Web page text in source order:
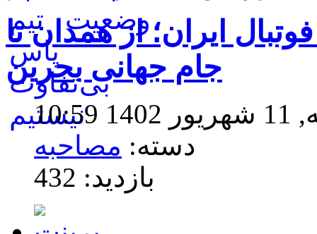
ایران؛ از همدان تا
جام جهانی بحرین
دسته: مصاحبه
بازدید: 432